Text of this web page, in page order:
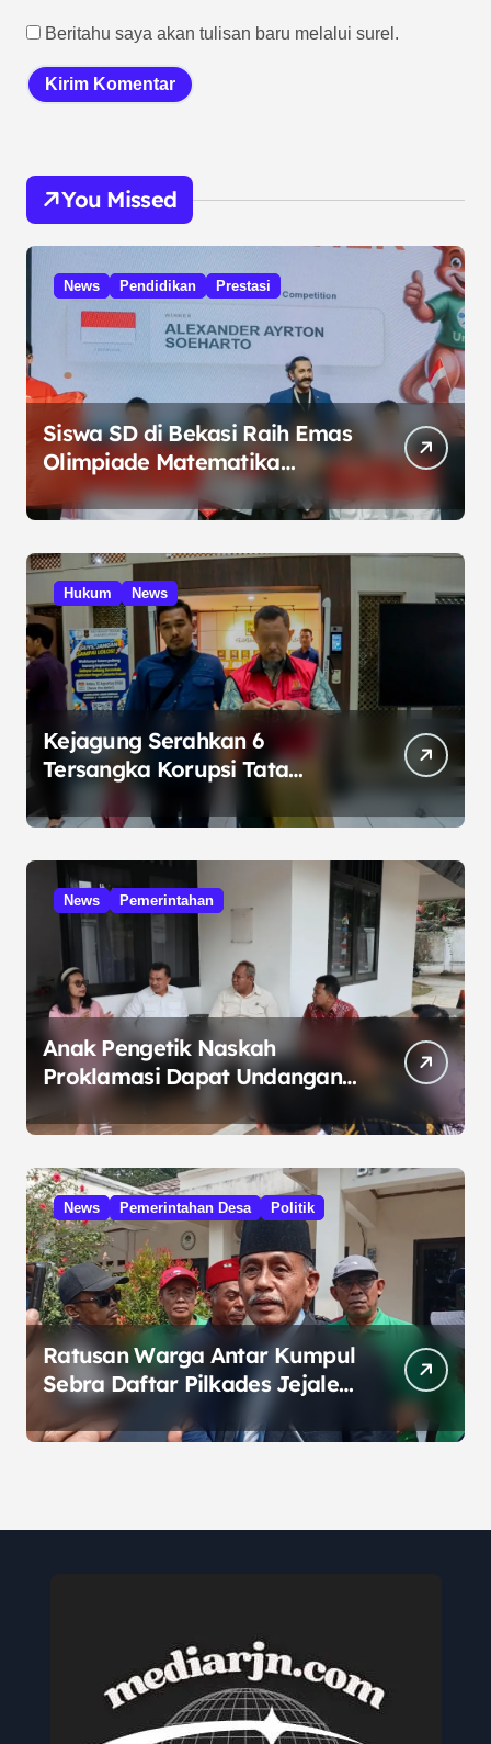
Beritahu saya akan tulisan baru melalui surel.
You Missed
News Pendidikan Prestasi
Siswa SD di Bekasi Raih Emas
Olimpiade Matematika
Internasional di Malaysia
Hukum News
Kejagung Serahkan 6
Tersangka Korupsi Tata
Kelola Minyak ke Penuntut
Umum
News Pemerintahan
Anak Pengetik Naskah
Proklamasi Dapat Undangan
HUT RI dari Presiden
Prabowo
News Pemerintahan Desa Politik
Ratusan Warga Antar Kumpul
Sebra Daftar Pilkades Jejalen
Jaya, Serukan Pemilu Damai